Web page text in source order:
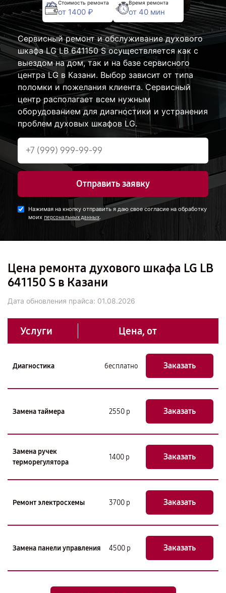
Стоимость ремонта
от 1400 ₽
Время ремонта
от 40 мин
Сервисный ремонт и обслуживание духового
шкафа LG LB 641150 S осуществляется как с
выездом на дом, так и на базе сервисного
центра LG в Казани. Выбор зависит от типа
поломки и пожелания клиента. Сервисный
центр располагает всем нужным
оборудованием для диагностики и устранения
проблем духовых шкафов LG.
Отправить заявку
Нажимая на кнопку отправить я даю свое согласие на обработку
моих персональных данных.
Цена ремонта духового шкафа LG LB
641150 S в Казани
Дата обновления прайса: 01.08.2026
Услуги Цена, от
Диагностика бесплатно Заказать
Замена таймера 2550 р Заказать
Замена ручек
терморегулятора
1400 р Заказать
Ремонт электросхемы 3700 р Заказать
Замена панели управления 4500 р Заказать